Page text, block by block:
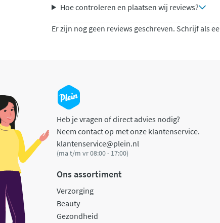
Hoe controleren en plaatsen wij reviews?
Er zijn nog geen reviews geschreven. Schrijf als
Heb je vragen of direct advies nodig?
Neem contact op met onze klantenservice.
klantenservice@plein.nl
(ma t/m vr 08:00 - 17:00)
Ons assortiment
Verzorging
Beauty
Gezondheid